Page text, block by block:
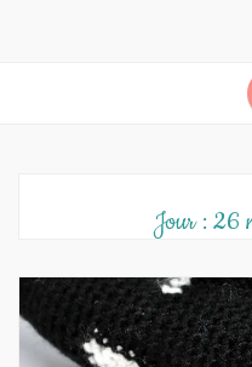
Jour : 26